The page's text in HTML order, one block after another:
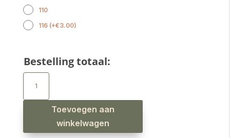
110
116 (+€3.00)
Bestelling totaal:
Jongens
korte
blokjes
Toevoegen aan
winkelwagen